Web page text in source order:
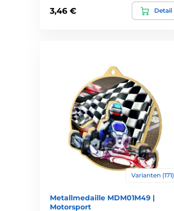
3,46 € Detail
Varianten (171)
Metallmedaille MDM01M49 |
Motorsport